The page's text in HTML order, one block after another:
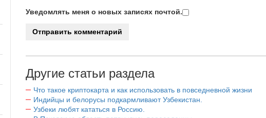
Уведомлять меня о новых записях почтой.
Другие статьи раздела
Что такое криптокарта и как использовать в повседневной жизни
Индийцы и белорусы подкармливают Узбекистан.
Узбеки любят кататься в Россию.